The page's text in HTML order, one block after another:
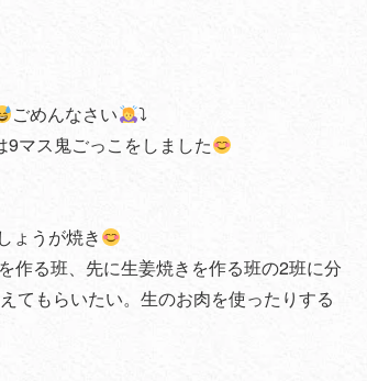
ごめんなさい
⤵︎
マス鬼ごっこをしました
ょうが焼き
作る班、先に生姜焼きを作る班の2班に分
てもらいたい。生のお肉を使ったりする